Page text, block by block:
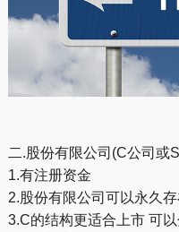
二.股份有限公司(C公司或
1.有注册资金
2.股份有限公司可以永久存
3.C的结构更适合上市 可